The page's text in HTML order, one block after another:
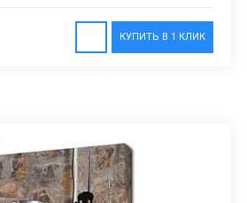
КУПИТЬ В 1 КЛИК